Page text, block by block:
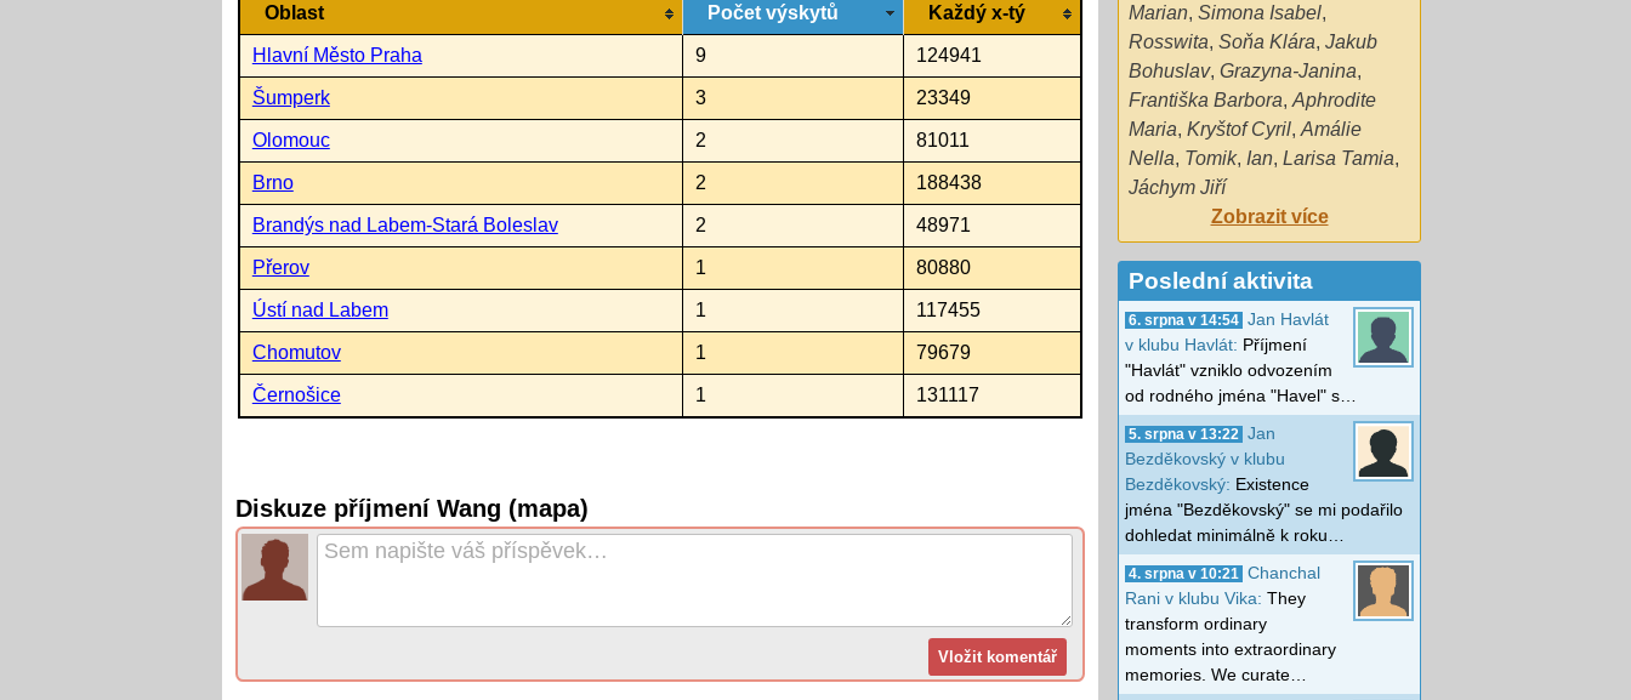
Oblast Počet výskytů Každý x-tý
Hlavní Město Praha 9 124941
Šumperk 3 23349
Olomouc 2 81011
Brno 2 188438
Brandýs nad Labem-Stará Boleslav 2 48971
Přerov 1 80880
Ústí nad Labem 1 117455
Chomutov 1 79679
Černošice 1 131117
Diskuze příjmení Wang (mapa)
Marian, Simona Isabel,
Rosswita, Soňa Klára, Jakub
Bohuslav, Grazyna-Janina,
Františka Barbora, Aphrodite
Maria, Kryštof Cyril, Amálie
Nella, Tomik, Ian, Larisa Tamia,
Jáchym Jiří
Zobrazit více
Poslední aktivita
6. srpna v 14:54 Jan Havlát
v klubu Havlát: Příjmení
"Havlát" vzniklo odvozením
od rodného jména "Havel" s…
5. srpna v 13:22
Jan
Bezděkovský v klubu
Bezděkovský: Existence
jména "Bezděkovský" se mi podařilo
dohledat minimálně k roku…
4. srpna v 10:21
Chanchal
Rani v klubu Vika: They
transform ordinary
moments into extraordinary
memories. We curate…